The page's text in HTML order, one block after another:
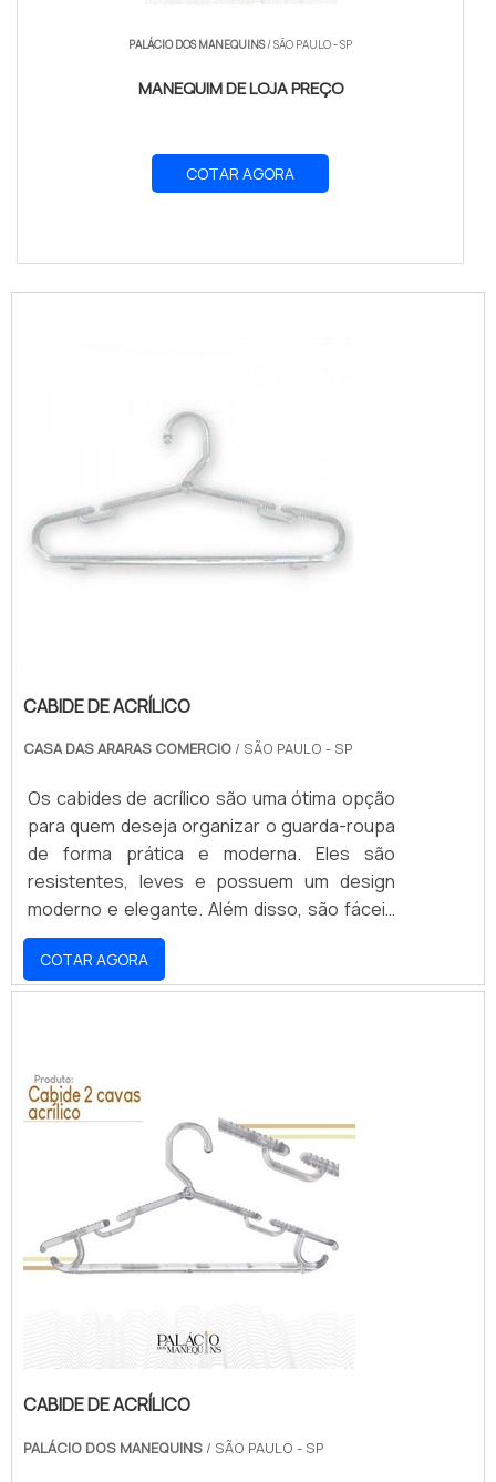
PALÁCIO DOS MANEQUINS/ SÃO PAULO - SP
MANEQUIM DE LOJA PREÇO
COTAR AGORA
CABIDE DE ACRÍLICO
CASA DAS ARARAS COMERCIO / SÃO PAULO - SP
Os cabides de acrílico são uma ótima opção
para quem deseja organizar o guarda-roupa
de forma prática e moderna. Eles são
resistentes, leves e possuem um design
moderno e elegante. Além disso, são fáceis
de limpar e não desgastam com o tempo. Os
cabides de acrílico são ideais para guardar
roupas, acessórios e outros itens, pois são
acrílico, aqui você encontra os melhores
modelos para organizar o seu guarda-roupa.
COTAR AGORA
CABIDE DE ACRÍLICO
PALÁCIO DOS MANEQUINS / SÃO PAULO - SP